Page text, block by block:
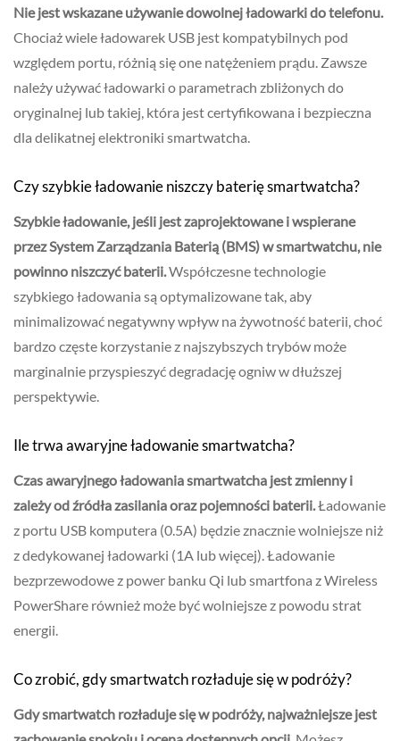
Nie jest wskazane używanie dowolnej ładowarki do telefonu.
Chociaż wiele ładowarek USB jest kompatybilnych pod
względem portu, różnią się one natężeniem prądu. Zawsze
należy używać ładowarki o parametrach zbliżonych do
oryginalnej lub takiej, która jest certyfikowana i bezpieczna
dla delikatnej elektroniki smartwatcha.
Czy szybkie ładowanie niszczy baterię smartwatcha?
Szybkie ładowanie, jeśli jest zaprojektowane i wspierane
przez System Zarządzania Baterią (BMS) w smartwatchu, nie
powinno niszczyć baterii.Współczesne technologie
szybkiego ładowania są optymalizowane tak, aby
minimalizować negatywny wpływ na żywotność baterii, choć
bardzo częste korzystanie z najszybszych trybów może
marginalnie przyspieszyć degradację ogniw w dłuższej
perspektywie.
Ile trwa awaryjne ładowanie smartwatcha?
Czas awaryjnego ładowania smartwatcha jest zmienny i
zależy od źródła zasilania oraz pojemności baterii.Ładowanie
z portu USB komputera (0.5A) będzie znacznie wolniejsze niż
z dedykowanej ładowarki (1A lub więcej). Ładowanie
bezprzewodowe z power banku Qi lub smartfona z Wireless
PowerShare również może być wolniejsze z powodu strat
energii.
Co zrobić, gdy smartwatch rozładuje się w podróży?
Gdy smartwatch rozładuje się w podróży, najważniejsze jest